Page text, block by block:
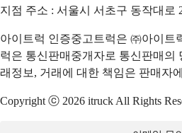
지점 주소 : 서울시 서초구 동작대로
아이트럭 인증중고트럭은 ㈜아이트
럭은 통신판매중개자로 통신판매의
래정보, 거래에 대한 책임은 판매자
Copyright ⓒ 2026 itruck All Rights